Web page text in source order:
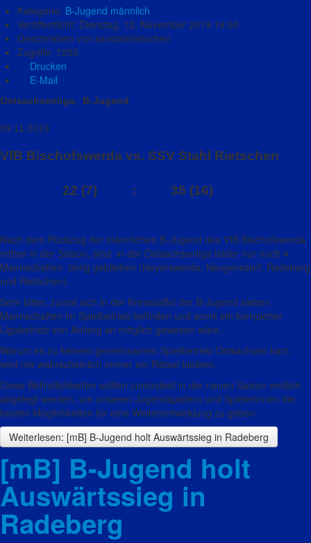
Kategorie: B-Jugend männlich
Veröffentlicht: Dienstag, 12. November 2019 18:50
Geschrieben von ssvstahlrietschen
Zugriffe: 7255
Drucken
E-Mail
Ostsachsenliga, B-Jugend
09.11.2019
VfB Bischofswerda vs. SSV Stahl Rietschen
22 (7) : 35 (16)
Nach dem Rückzug der männlichen B-Jugend des VfB Bischofswerda
mitten in der Saison, sind in der Ostsachsenliga leider nur noch 4
Mannschaften übrig geblieben (Hoyerswerda, Neugersdorf, Radeberg
und Rietschen).
Sehr bitter, zumal sich in der Kreisstaffel der B-Jugend sieben
Mannschaften im Spielbetrieb befinden und somit ein kompletter
Ligabetrieb von Anfang an möglich gewesen wäre.
Warum es zu keinem gemeinsamen Spielbetrieb Ostsachsen kam,
wird mir wahrscheinlich immer ein Rätsel bleiben.
Diese Befindlichkeiten sollten zumindest in der neuen Saison endlich
abgelegt werden, um unseren Jugendspielern und Spielerinnen die
besten Möglichkeiten für eine Weiterentwicklung zu geben.
Weiterlesen: [mB] B-Jugend holt Auswärtssieg in Radeberg
[mB] B-Jugend holt
Auswärtssieg in
Radeberg